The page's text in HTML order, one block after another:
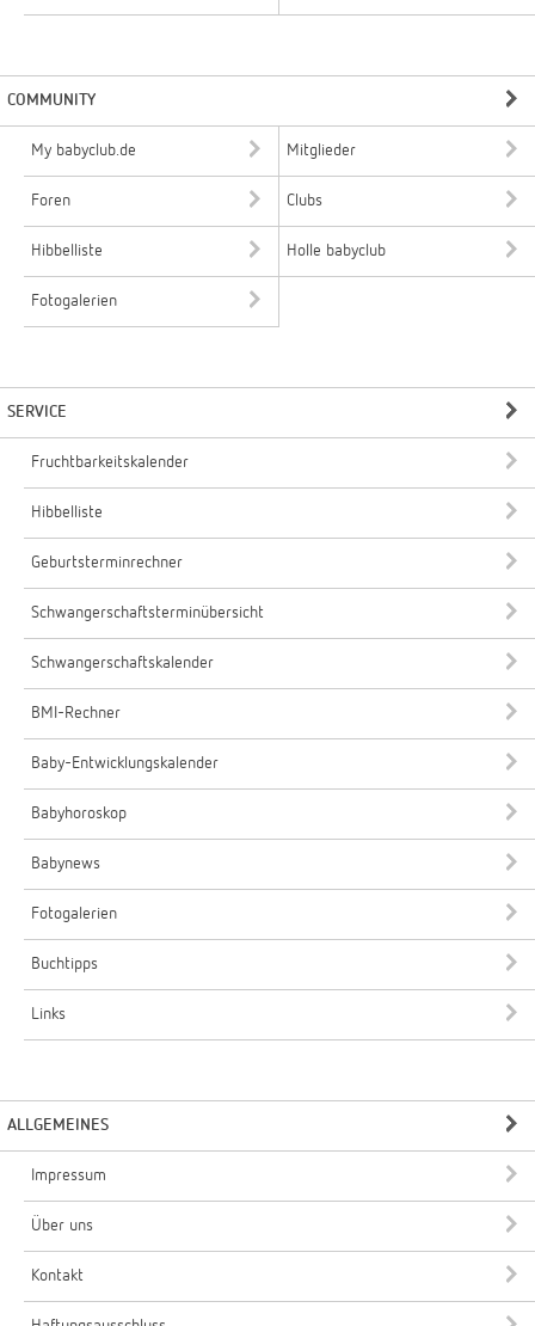
COMMUNITY
My babyclub.de Mitglieder
Foren Clubs
Hibbelliste Holle babyclub
Fotogalerien
SERVICE
Fruchtbarkeitskalender
Hibbelliste
Geburtsterminrechner
Schwangerschaftsterminübersicht
Schwangerschaftskalender
BMI-Rechner
Baby-Entwicklungskalender
Babyhoroskop
Babynews
Fotogalerien
Buchtipps
Links
ALLGEMEINES
Impressum
Über uns
Kontakt